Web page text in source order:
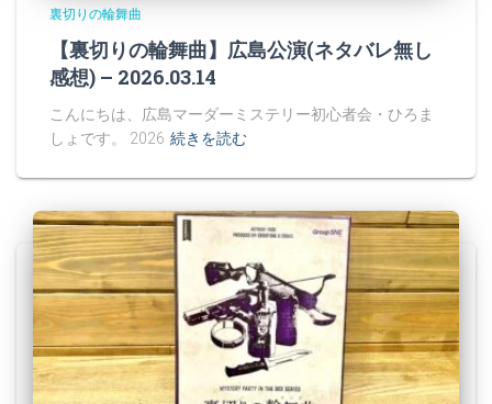
裏切りの輪舞曲
【裏切りの輪舞曲】広島公演(ネタバレ無し
感想) – 2026.03.14
こんにちは、広島マーダーミステリー初心者会・ひろま
しょです。 2026 続きを読む